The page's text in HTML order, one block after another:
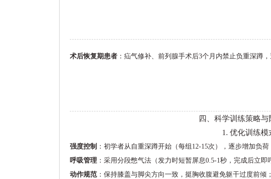
术后恢复期患者 ：疝气修补、前列腺手术后3个月内禁止负重深蹲
四、科学训练策略与
1. 优化训练模
强度控制 ：初学者从自重深蹲开始（每组12-15次），逐步增加负
呼吸管理 ：采用分段憋气法（发力时短暂屏息0.5-1秒，完成后立即
动作规范 ：保持膝盖与脚尖方向一致，挺胸收腹避免躯干过度前倾